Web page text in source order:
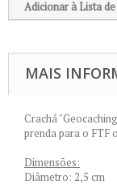
Adicionar à Lista
MAIS
Crachá
prenda para o FTF
Dimensões:
Diâmetro: 2,5 cm